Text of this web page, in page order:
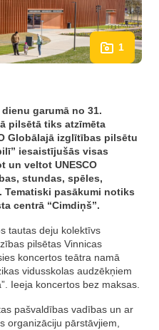
1
garumā no 31.
pilsētā tiks atzīmēta
Globālajā izglītības pilsētu
iesaistījušās visas
un veltot UNESCO
stundas, spēles,
pasākumi notiks
centrā “Cimdiņš”.
tautas deju kolektīvs
pilsētas Vinnicas
koncertos teātra namā
vidusskolas audzēkņiem
Ieeja koncertos bez maksas.
pašvaldības vadības un ar
organizāciju pārstāvjiem,